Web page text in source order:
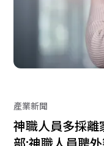
產業新聞
神職人員多採離